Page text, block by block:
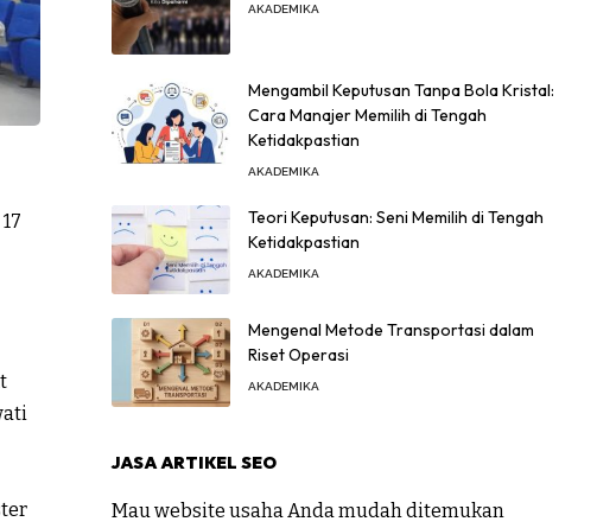
AKADEMIKA
Mengambil Keputusan Tanpa Bola Kristal:
Cara Manajer Memilih di Tengah
Ketidakpastian
AKADEMIKA
Teori Keputusan: Seni Memilih di Tengah
Ketidakpastian
AKADEMIKA
Mengenal Metode Transportasi dalam
Riset Operasi
AKADEMIKA
JASA ARTIKEL SEO
Mau website usaha Anda mudah ditemukan